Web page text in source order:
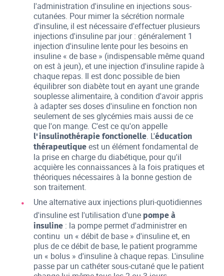
l'administration d'insuline en injections sous-
cutanées. Pour mimer la sécrétion normale
d'insuline, il est nécessaire d'effectuer plusieurs
injections d'insuline par jour : généralement 1
injection d'insuline lente pour les besoins en
insuline « de base » (indispensable même quand
on est à jeun), et une injection d'insuline rapide à
chaque repas. Il est donc possible de bien
équilibrer son diabète tout en ayant une grande
souplesse alimentaire, à condition d'avoir appris
à adapter ses doses d'insuline en fonction non
seulement de ses glycémies mais aussi de ce
que l'on mange. C'est ce qu'on appelle
l'insulinothérapie fonctionelle. L'éducation
thérapeutique est un élément fondamental de
la prise en charge du diabétique, pour qu'il
acquière les connaissances à la fois pratiques et
théoriques nécessaires à la bonne gestion de
son traitement.
Une alternative aux injections pluri-quotidiennes
d'insuline est l'utilisation d'une pompe à
insuline : la pompe permet d'administrer en
continu un « débit de base » d'insuline et, en
plus de ce débit de base, le patient programme
un « bolus » d'insuline à chaque repas. L'insuline
passe par un cathéter sous-cutané que le patient